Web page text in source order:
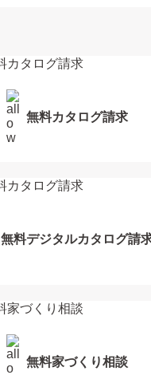
無料カタログ請求
無料デジタルカタログ請
無料家づくり相談